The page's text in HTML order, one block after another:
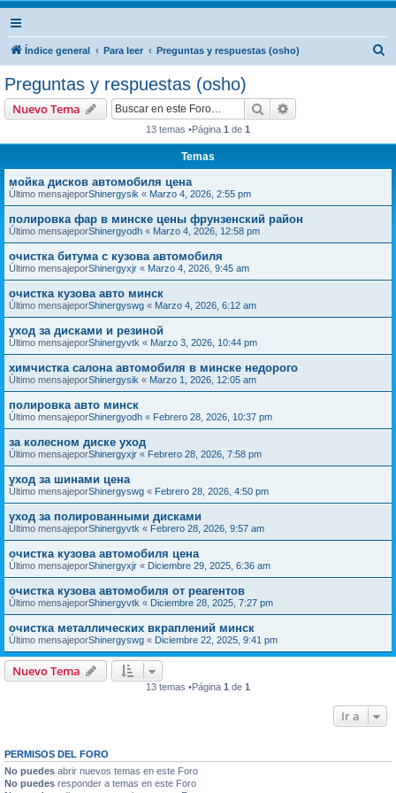
Índice general Para leer Preguntas y respuestas (osho)
Preguntas y respuestas (osho)
Nuevo Tema Buscar
13 temas •Página 1 de 1
Temas
мойка дисков автомобиля цена
Último mensajeporShinergysik « Marzo 4, 2026, 2:55 pm
полировка фар в минске цены фрунзенский район
Último mensajeporShinergyodh « Marzo 4, 2026, 12:58 pm
очистка битума с кузова автомобиля
Último mensajeporShinergyxjr « Marzo 4, 2026, 9:45 am
очистка кузова авто минск
Último mensajeporShinergyswg « Marzo 4, 2026, 6:12 am
уход за дисками и резиной
Último mensajeporShinergyvtk « Marzo 3, 2026, 10:44 pm
химчистка салона автомобиля в минске недорого
Último mensajeporShinergysik « Marzo 1, 2026, 12:05 am
полировка авто минск
Último mensajeporShinergyodh « Febrero 28, 2026, 10:37 pm
за колесном диске уход
Último mensajeporShinergyxjr « Febrero 28, 2026, 7:58 pm
уход за шинами цена
Último mensajeporShinergyswg « Febrero 28, 2026, 4:50 pm
уход за полированными дисками
Último mensajeporShinergyvtk « Febrero 28, 2026, 9:57 am
очистка кузова автомобиля цена
Último mensajeporShinergyxjr « Diciembre 29, 2025, 6:36 am
очистка кузова автомобиля от реагентов
Último mensajeporShinergyvtk « Diciembre 28, 2025, 7:27 pm
очистка металлических вкраплений минск
Último mensajeporShinergyswg « Diciembre 22, 2025, 9:41 pm
Nuevo Tema
13 temas •Página 1 de 1
Ir a
PERMISOS DEL FORO
No puedes abrir nuevos temas en este Foro
No puedes responder a temas en este Foro